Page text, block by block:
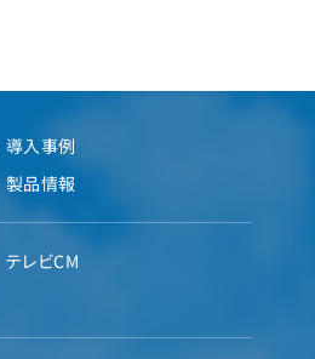
導入事例
製品情報
テレビCM